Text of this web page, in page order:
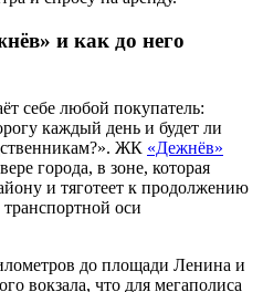
и как до него
себе любой покупатель:
каждый день и будет ли
ЖК «Дежнёв»
города, в зоне, которая
и тяготеет к продолжению
оси
до площади Ленина и
вокзала, что для мегаполиса